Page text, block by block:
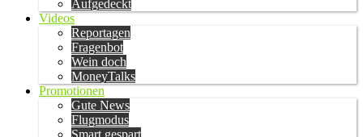
Aufgedeckt
Videos
Reportagen
Fragenbot
Wein doch
MoneyTalks
Promotionen
Gute News
Flugmodus
Smart gespart